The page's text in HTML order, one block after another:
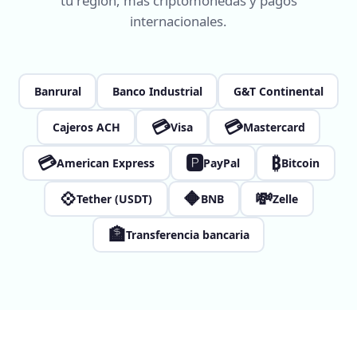
internacionales.
Banrural Banco Industrial G&T Continental
Cajeros ACH 💳Visa 💳Mastercard
💳American Express 🅿PayPal ₿Bitcoin
💠Tether (USDT) 🔶BNB 💸Zelle
🏦Transferencia bancaria